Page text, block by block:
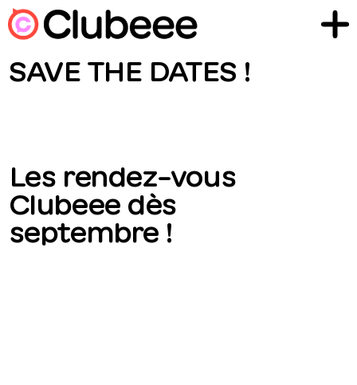
SAVE THE DATES !
Les rendez-vous
Clubeee dès
septembre !